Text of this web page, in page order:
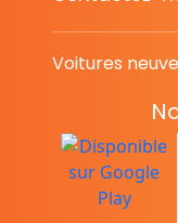
Voitures